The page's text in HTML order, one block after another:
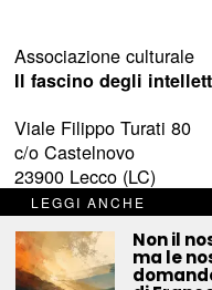
Associazione culturale
Il fascino degli
Viale Filippo Turati 80
c/o Castelnovo
23900 Lecco (LC)
LEGGI ANCHE
Non il
ma le